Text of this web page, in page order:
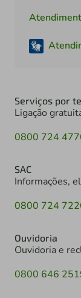
Serviços por
Ligação
0800 724
SAC
Informações,
0800 724
Ouvidoria
Ouvidoria e
0800 646